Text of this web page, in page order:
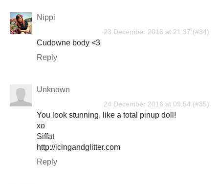
Nippi
23 December 2016 at 21:37
Cudowne body <3
Reply
Unknown
24 December 2016 at 09:54
You look stunning, like a total pinup doll!
xo
Siffat
http://icingandglitter.com
Reply